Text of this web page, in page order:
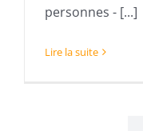
personnes - [...]
Lire la suite